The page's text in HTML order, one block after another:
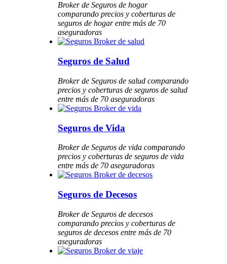
Broker de Seguros de hogar
comparando precios y coberturas de
seguros de hogar entre más de 70
aseguradoras
Seguros de Salud
Broker de Seguros de salud comparando
precios y coberturas de seguros de salud
entre más de 70 aseguradoras
Seguros de Vida
Broker de Seguros de vida comparando
precios y coberturas de seguros de vida
entre más de 70 aseguradoras
Seguros de Decesos
Broker de Seguros de decesos
comparando precios y coberturas de
seguros de decesos entre más de 70
aseguradoras